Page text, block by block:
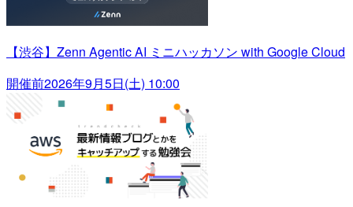
【渋谷】Zenn Agentic AI ミニハッカソン with Google Cloud
開催前2026年9月5日(土) 10:00